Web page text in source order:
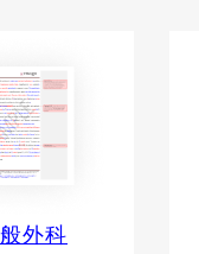
外科